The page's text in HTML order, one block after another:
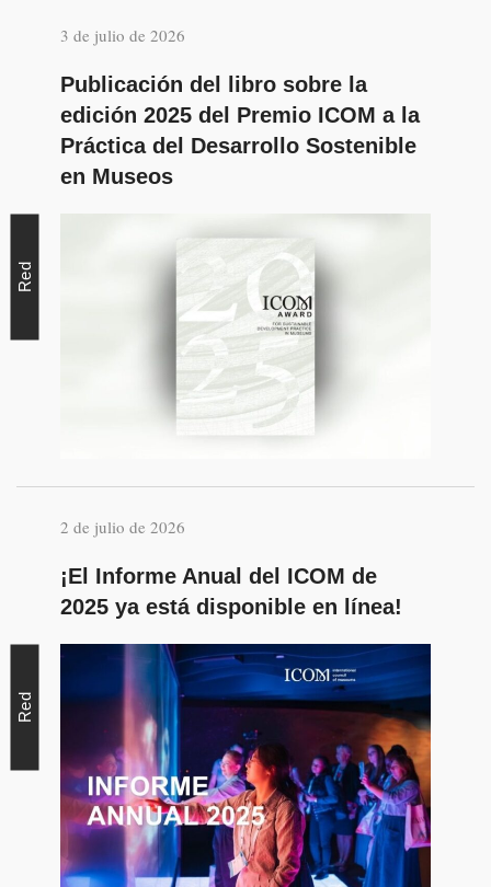
3 de julio de 2026
Publicación del libro sobre la
edición 2025 del Premio ICOM a la
Práctica del Desarrollo Sostenible
en Museos
Red
2 de julio de 2026
¡El Informe Anual del ICOM de
2025 ya está disponible en línea!
Red